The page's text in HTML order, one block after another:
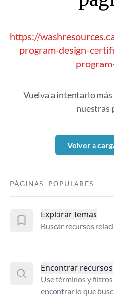
https://
program-design-
Vuelva a intentarlo
nuestras
Volver a
PÁGINAS POPULARES
Explorar temas
Buscar recursos
Encontrar recursos
Use términos y filtros
encontrar lo que